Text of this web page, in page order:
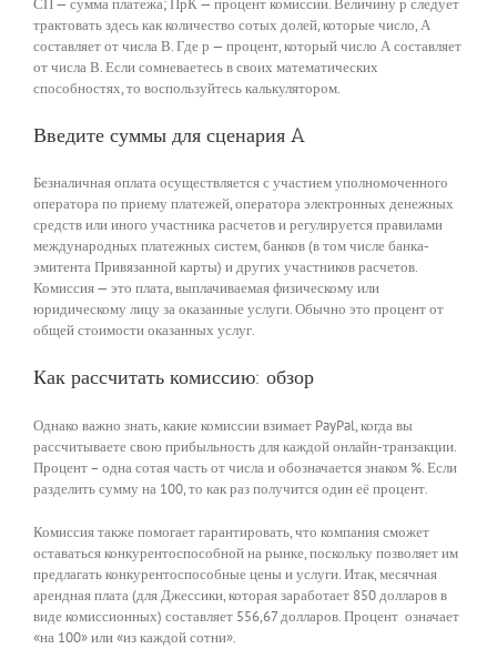
трактовать здесь как количество сотых долей, которые число, А
составляет от числа В. Где р — процент, который число А составляет
от числа В. Если сомневаетесь в своих математических
способностях, то воспользуйтесь калькулятором.
Введите суммы для сценария A
Безналичная оплата осуществляется с участием уполномоченного
оператора по приему платежей, оператора электронных денежных
средств или иного участника расчетов и регулируется правилами
международных платежных систем, банков (в том числе банка-
эмитента Привязанной карты) и других участников расчетов.
Комиссия — это плата, выплачиваемая физическому или
юридическому лицу за оказанные услуги. Обычно это процент от
общей стоимости оказанных услуг.
Как рассчитать комиссию: обзор
Однако важно знать, какие комиссии взимает PayPal, когда вы
рассчитываете свою прибыльность для каждой онлайн-транзакции.
Процент – одна сотая часть от числа и обозначается знаком %. Если
разделить сумму на 100, то как раз получится один её процент.
Комиссия также помогает гарантировать, что компания сможет
оставаться конкурентоспособной на рынке, поскольку позволяет им
предлагать конкурентоспособные цены и услуги. Итак, месячная
арендная плата (для Джессики, которая заработает 850 долларов в
виде комиссионных) составляет 556,67 долларов. Процент означает
«на 100» или «из каждой сотни».